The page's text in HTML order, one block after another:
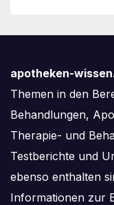
apotheken-
Themen in den
Behandlungen,
Therapie- und
Testberichte und
ebenso enthalten
Informationen zur